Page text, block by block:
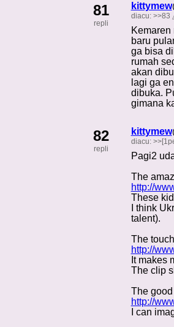
81
repli
kittymew
diacu: >>83
baru
ga bisa
rumah
akan
lagi ga
dibuka.
gimana
82
repli
kittymew
diacu:
Pagi2
The
http://
These
I think
talent).
The
http://
It makes
The clip
The
http://
I can